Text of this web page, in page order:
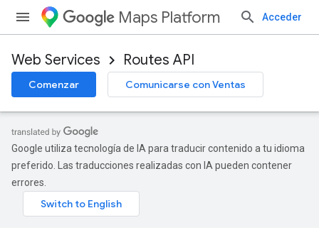
Maps Platform Acceder
Web Services Routes API
Comenzar Comunicarse con Ventas
Google utiliza tecnología de IA para traducir contenido a tu idioma
preferido. Las traducciones realizadas con IA pueden contener
errores.